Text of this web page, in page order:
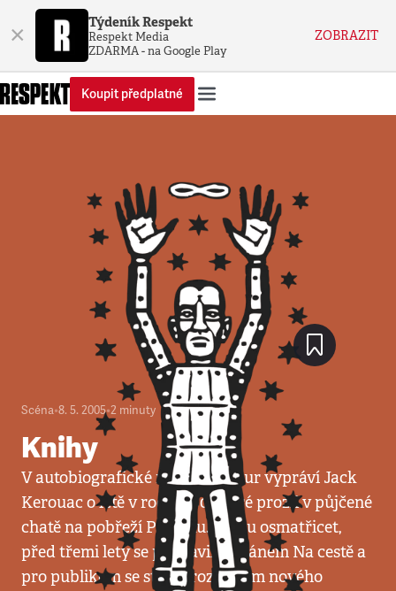
× Týdeník Respekt
Respekt Media
ZDARMA - na Google Play
ZOBRAZIT
Koupit předplatné
Scéna•8. 5. 2005•2 minuty
Knihy
V autobiografické novele Big Sur vypráví Jack
Kerouac o létě v roce 1960, které prožil v půjčené
chatě na pobřeží Pacifiku. Je mu osmatřicet,
před třemi lety se proslavil románem Na cestě a
pro publikum se stal věrozvěstem nového